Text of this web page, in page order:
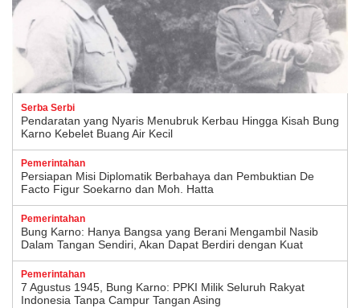
Serba Serbi
Pendaratan yang Nyaris Menubruk Kerbau Hingga Kisah Bung
Karno Kebelet Buang Air Kecil
Pemerintahan
Persiapan Misi Diplomatik Berbahaya dan Pembuktian De
Facto Figur Soekarno dan Moh. Hatta
Pemerintahan
Bung Karno: Hanya Bangsa yang Berani Mengambil Nasib
Dalam Tangan Sendiri, Akan Dapat Berdiri dengan Kuat
Pemerintahan
7 Agustus 1945, Bung Karno: PPKI Milik Seluruh Rakyat
Indonesia Tanpa Campur Tangan Asing